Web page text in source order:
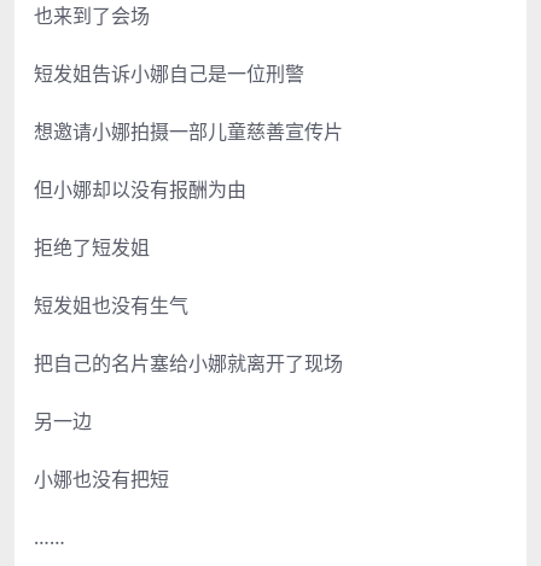
也来到了会场
短发姐告诉小娜自己是一位刑警
想邀请小娜拍摄一部儿童慈善宣传片
但小娜却以没有报酬为由
拒绝了短发姐
短发姐也没有生气
把自己的名片塞给小娜就离开了现场
另一边
小娜也没有把短
……